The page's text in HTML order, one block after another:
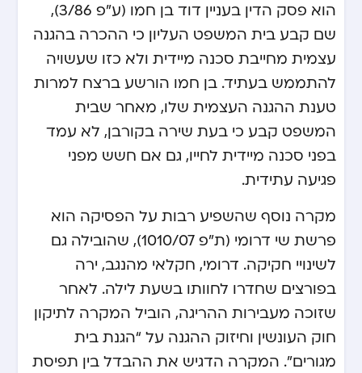
הוא פסק הדין בעניין דוד בן חמו (ע”פ 3/86),
שם קבע בית המשפט העליון כי ההכרה בהגנה
עצמית מחייבת סכנה מיידית ולא כזו שעשויה
להתממש בעתיד. בן חמו הורשע ברצח למרות
טענת ההגנה העצמית שלו, מאחר שבית
המשפט קבע כי בעת שירה בקורבן, לא עמד
בפני סכנה מיידית לחייו, גם אם חשש מפני
פגיעה עתידית.
מקרה נוסף שהשפיע רבות על הפסיקה הוא
פרשת שי דרומי (ת”פ 1010/07), שהובילה גם
לשינויי חקיקה. דרומי, חקלאי מהנגב, ירה
בפורצים שחדרו לחוותו בשעת לילה. לאחר
שזוכה מעבירות ההריגה, הוביל המקרה לתיקון
חוק העונשין וחיזוק ההגנה על “הגנת בית
מגורים”. המקרה הדגיש את ההבדל בין תפיסת